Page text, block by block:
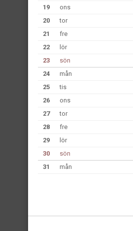
19
ons
20
tor
21
fre
22
lör
23
sön
24
mån
25
tis
26
ons
27
tor
28
fre
29
lör
30
sön
31 mån